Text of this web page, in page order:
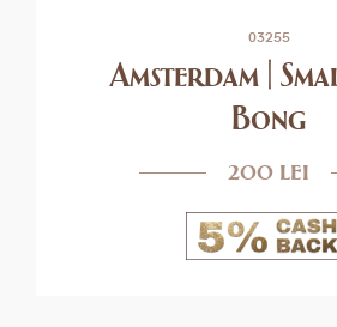
03255
Amsterdam |
Bong
200 lei